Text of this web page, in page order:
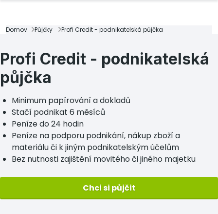
Domov Půjčky Profi Credit - podnikatelská půjčka
Profi Credit - podnikatelská
půjčka
Minimum papírování a dokladů
Stačí podnikat 6 měsíců
Peníze do 24 hodin
Peníze na podporu podnikání, nákup zboží a
materiálu či k jiným podnikatelským účelům
Bez nutnosti zajištění movitého či jiného majetku
Chci si půjčit